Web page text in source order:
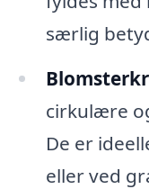
særlig
cirkulære
De er
eller ved